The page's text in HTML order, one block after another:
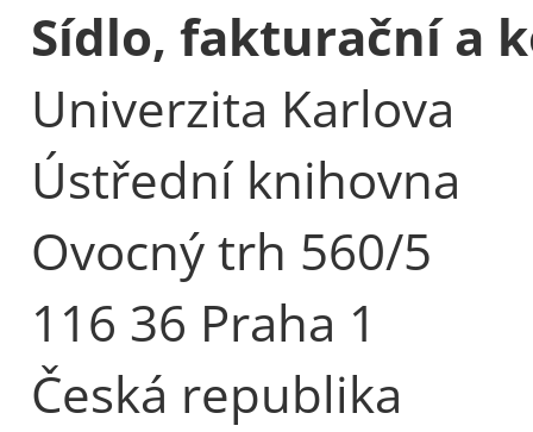
Sídlo, fakturační a
Univerzita Karlova
Ústřední knihovna
Ovocný trh 560/5
116 36 Praha 1
Česká republika